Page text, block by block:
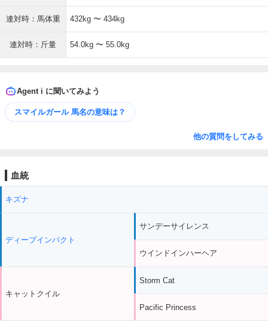
連対時：馬体重 432kg 〜 434kg
連対時：斤量 54.0kg 〜 55.0kg
Agent i に聞いてみよう
スマイルガール 馬名の意味は？
他の質問をしてみる
血統
キズナ
ディープインパクト
キャットクイル
サンデーサイレンス
ウインドインハーヘア
Storm Cat
Pacific Princess